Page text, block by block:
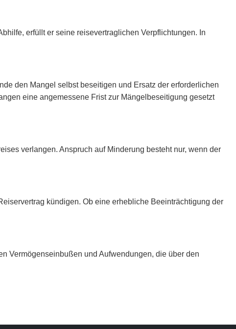
erfüllt er seine reisevertraglichen Verpflichtungen. In
den Mangel selbst beseitigen und Ersatz der erforderlichen
eine angemessene Frist zur Mängelbeseitigung gesetzt
verlangen. Anspruch auf Minderung besteht nur, wenn der
kündigen. Ob eine erhebliche Beeinträchtigung der
Vermögenseinbußen und Aufwendungen, die über den